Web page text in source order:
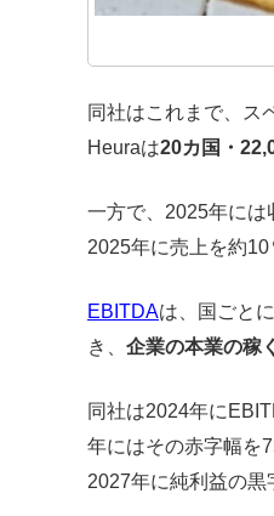
同社はこれまで、ス
Heuraは20カ国・
一方で、2025年には
2025年に売上を約
EBITDAは、国ごと
き、 企業の本業の稼
同社は2024年に
年にはその赤字幅を
2027年に純利益の黒